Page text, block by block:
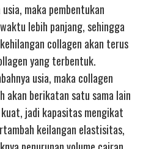
maka pembentukan
lebih panjang, sehingga
collagen akan terus
yang terbentuk.
usia, maka collagen
akan berikatan satu sama lain
jadi kapasitas mengikat
keilangan elastisitas,